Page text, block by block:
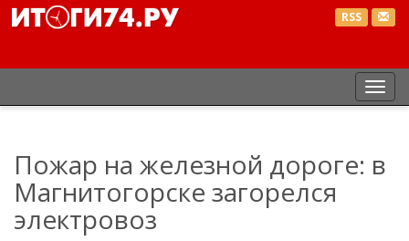
RSS
Пожар на железной дороге: в
Магнитогорске загорелся
электровоз